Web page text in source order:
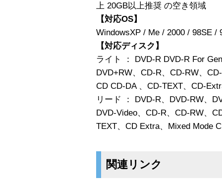
上 20GB以上推奨 の空き領域
【対応OS】
WindowsXP / Me / 2000 / 98SE /
【対応ディスク】
ライト ： DVD-R DVD-R For
DVD+RW、CD-R、CD-RW、
CD CD-DA 、CD-TEXT、CD-
リード ： DVD-R、DVD-RW、
DVD-Video、CD-R、CD-RW、
TEXT、CD Extra、Mixed Mode
関連リンク